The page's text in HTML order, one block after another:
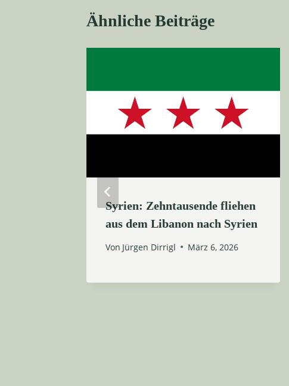
Ähnliche Beiträge
Syrien: Zehntausende fliehen
aus dem Libanon nach Syrien
Von Jürgen Dirrigl März 6, 2026